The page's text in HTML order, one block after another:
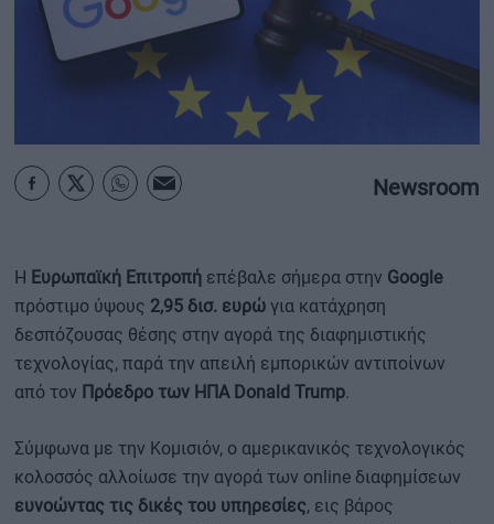
MY PROPERTY
ΚΑΡΑΜΠΟΛΕΣ
ΤΑΥΤΟΤΗΤΑ
Newsroom
Η Ευρωπαϊκή Επιτροπή επέβαλε σήμερα στην Google
πρόστιμο ύψους 2,95 δισ. ευρώ για κατάχρηση
δεσπόζουσας θέσης στην αγορά της διαφημιστικής
τεχνολογίας, παρά την απειλή εμπορικών αντιποίνων
από τον Πρόεδρο των ΗΠΑ Donald Trump.
Σύμφωνα με την Κομισιόν, ο αμερικανικός τεχνολογικός
κολοσσός αλλοίωσε την αγορά των online διαφημίσεων
ευνοώντας τις δικές του υπηρεσίες, εις βάρος